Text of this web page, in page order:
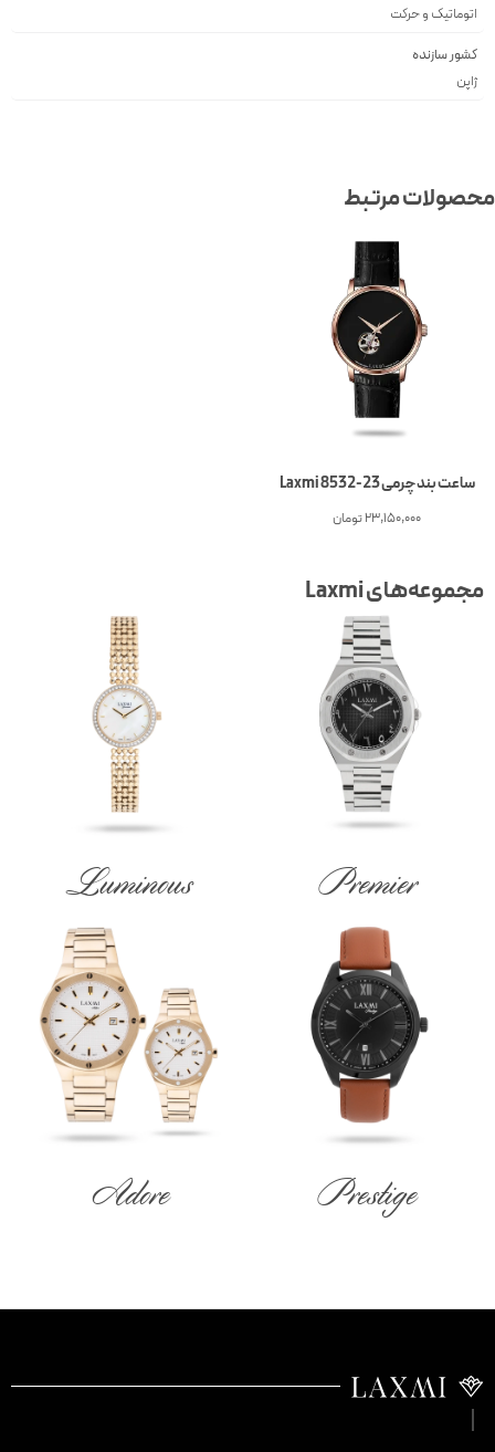
اتوماتیک و حرکت
کشور سازنده
ژاپن
محصولات مرتبط
ساعت بند چرمی Laxmi 8532-23
23,150,000تومان
مجموعه‌های Laxmi
Premier
Luminous
Prestige
Adore